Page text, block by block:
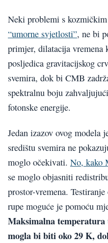
Neki problemi s
“umorne svjetlosti”, ne bi
primjer, dilatacija vremena
posljedica gravitacijskog
svemira, dok bi CMB
spektralnu boju
fotonske energije.
Jedan izazov ovog modela
središtu svemira ne
moglo očekivati. No, kako
se moglo objasniti
prostor-vremena.
rupe moguće je pomoću
Maksimalna
mogla bi biti oko 29 K,